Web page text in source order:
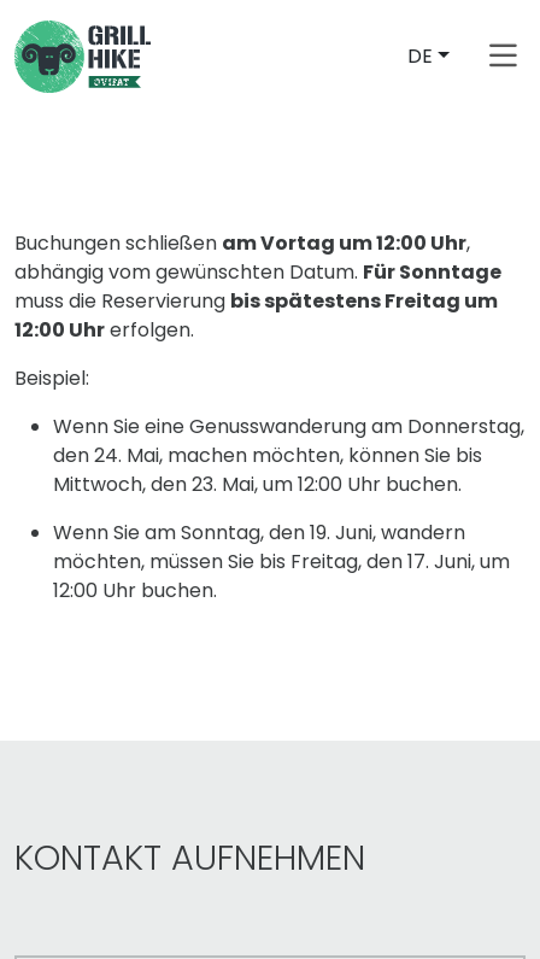
DE
Buchungen schließen am Vortag um 12:00 Uhr,
abhängig vom gewünschten Datum. Für Sonntage
muss die Reservierung bis spätestens Freitag um
12:00 Uhrerfolgen.
Beispiel:
Wenn Sie eine Genusswanderung am Donnerstag,
den 24. Mai, machen möchten, können Sie bis
Mittwoch, den 23. Mai, um 12:00 Uhr buchen.
Wenn Sie am Sonntag, den 19. Juni, wandern
möchten, müssen Sie bis Freitag, den 17. Juni, um
12:00 Uhr buchen.
KONTAKT AUFNEHMEN